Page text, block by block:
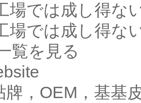
場では成し得な
場では成し得な
覧を見る
牌，OEM，基基